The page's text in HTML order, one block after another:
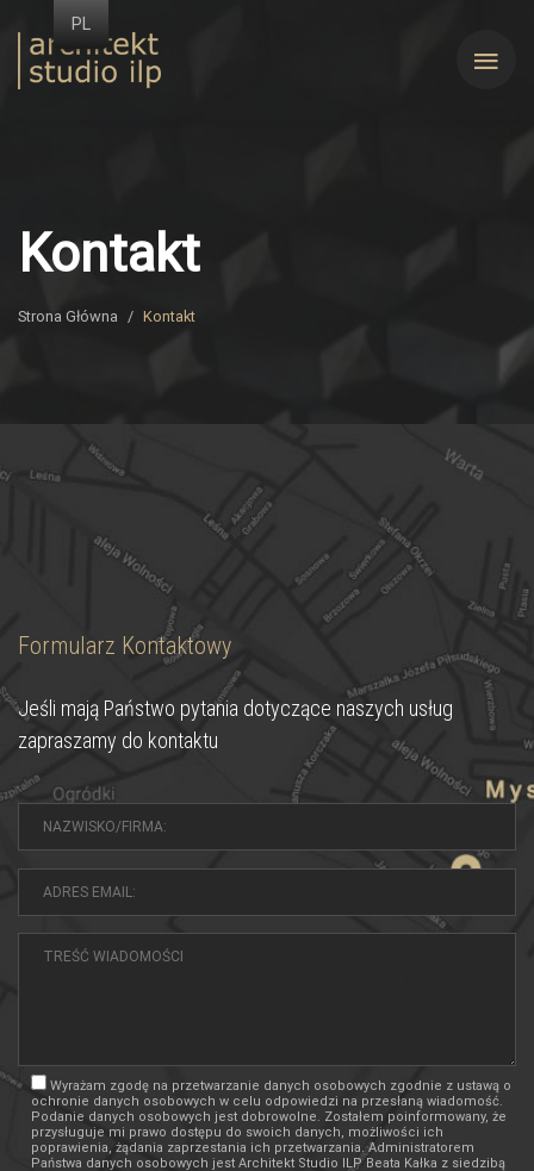
treści
Kontakt
Strona Główna / Kontakt
Formularz Kontaktowy
Jeśli mają Państwo pytania dotyczące naszych usług
zapraszamy do kontaktu
Wyrażam zgodę na przetwarzanie danych osobowych zgodnie z ustawą o
ochronie danych osobowych w celu odpowiedzi na przesłaną wiadomość.
Podanie danych osobowych jest dobrowolne. Zostałem poinformowany, że
przysługuje mi prawo dostępu do swoich danych, możliwości ich
poprawienia, żądania zaprzestania ich przetwarzania. Administratorem
Państwa danych osobowych jest Architekt Studio ILP Beata Kałka z siedzibą
PL